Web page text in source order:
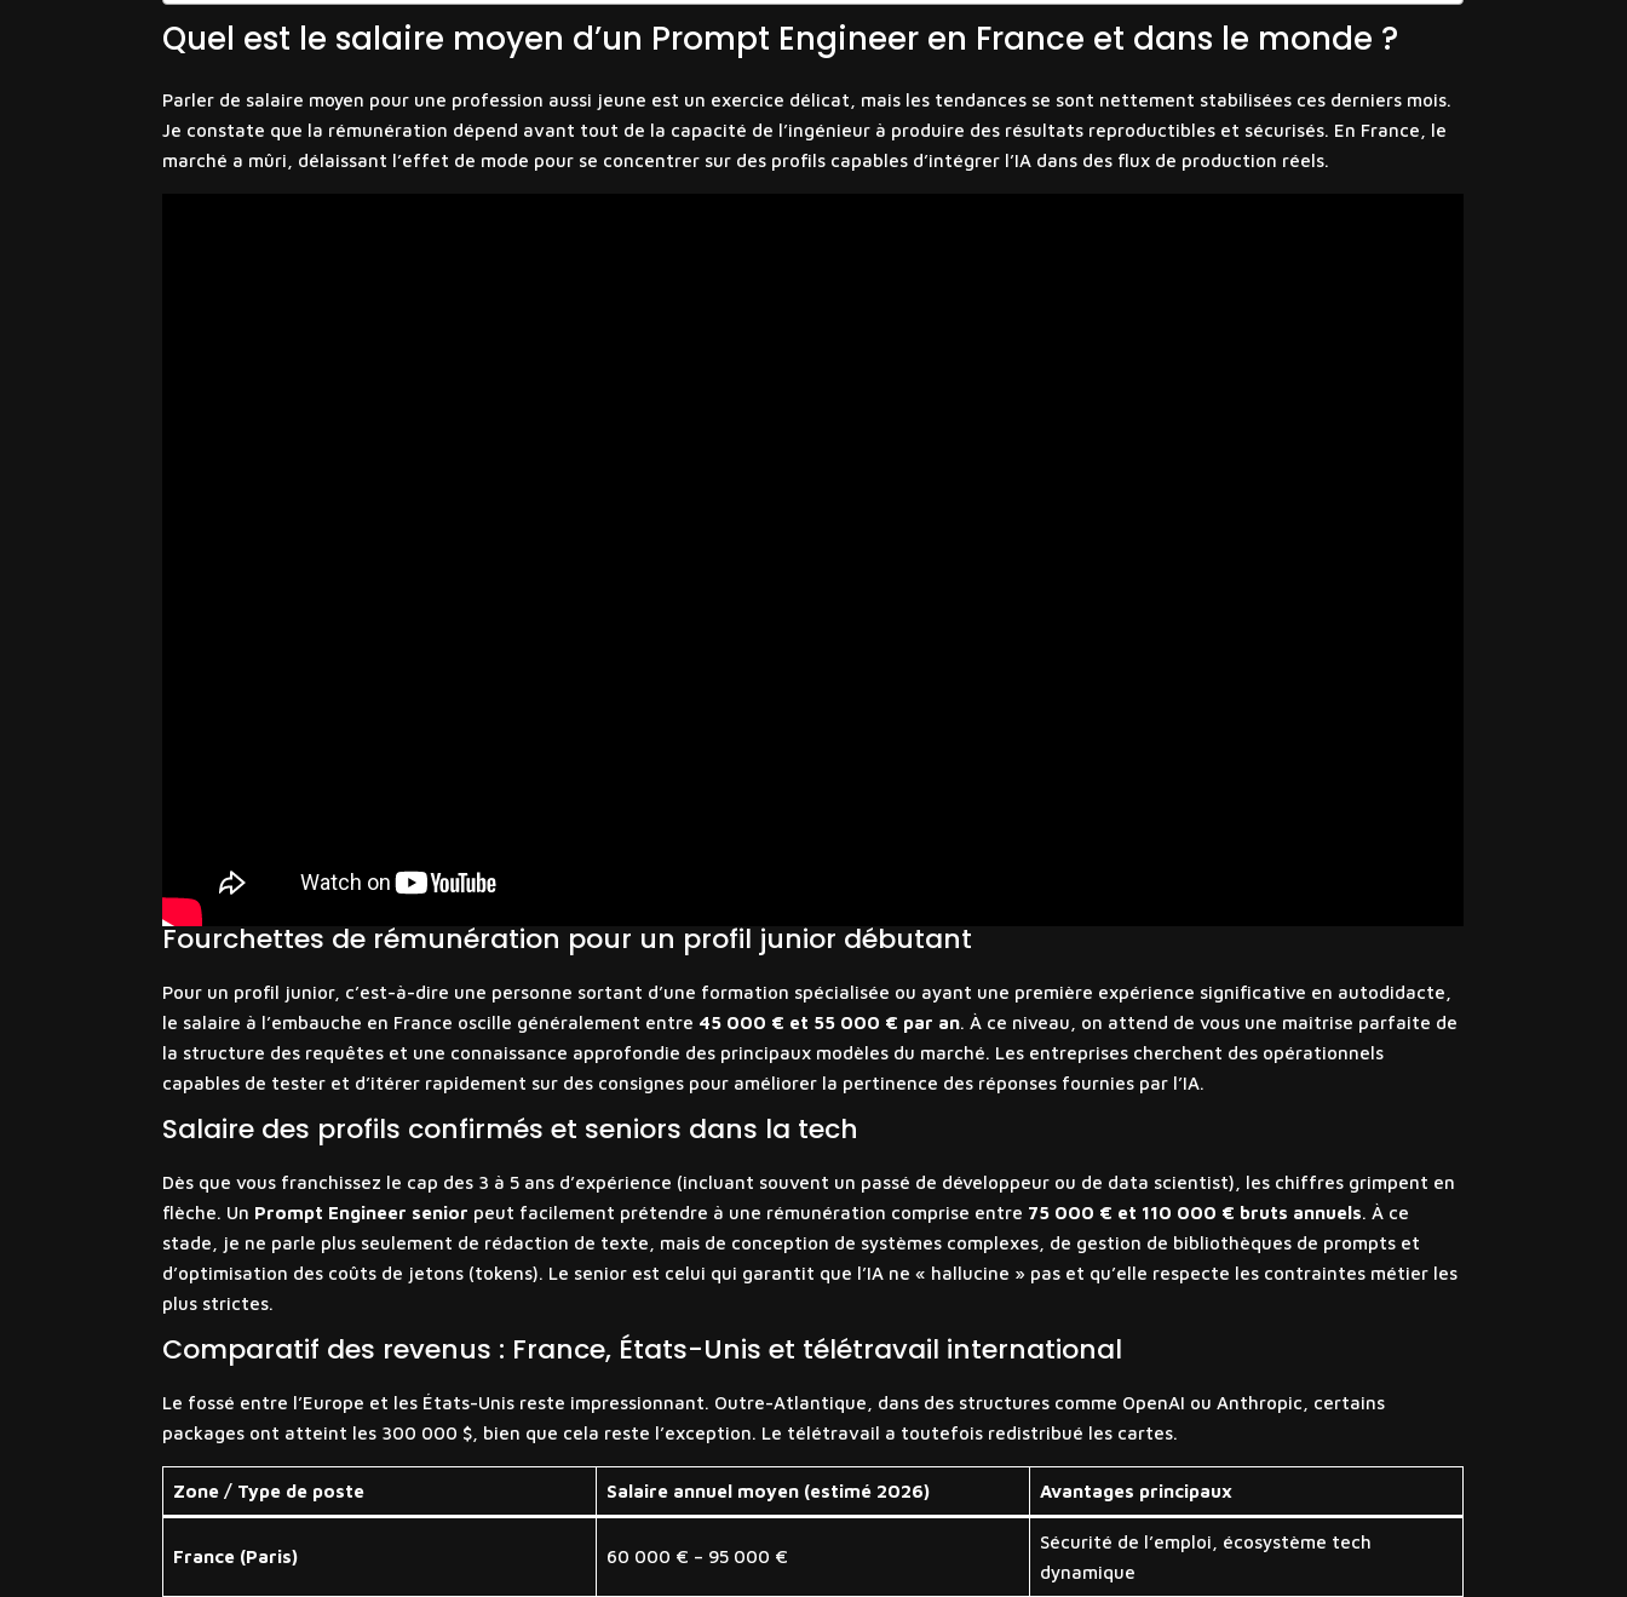
Quel est le salaire moyen d’un Prompt Engineer en France et dans le monde ?
Parler de salaire moyen pour une profession aussi jeune est un exercice délicat, mais les tendances se sont nettement stabilisées ces derniers mois.
Je constate que la rémunération dépend avant tout de la capacité de l’ingénieur à produire des résultats reproductibles et sécurisés. En France, le
marché a mûri, délaissant l’effet de mode pour se concentrer sur des profils capables d’intégrer l’IA dans des flux de production réels.
Fourchettes de rémunération pour un profil junior débutant
Pour un profil junior, c’est-à-dire une personne sortant d’une formation spécialisée ou ayant une première expérience significative en autodidacte,
le salaire à l’embauche en France oscille généralement entre 45 000 € et 55 000 € par an. À ce niveau, on attend de vous une maîtrise parfaite de
la structure des requêtes et une connaissance approfondie des principaux modèles du marché. Les entreprises cherchent des opérationnels
capables de tester et d’itérer rapidement sur des consignes pour améliorer la pertinence des réponses fournies par l’IA.
Salaire des profils confirmés et seniors dans la tech
Dès que vous franchissez le cap des 3 à 5 ans d’expérience (incluant souvent un passé de développeur ou de data scientist), les chiffres grimpent en
flèche. Un Prompt Engineer senior peut facilement prétendre à une rémunération comprise entre 75 000 € et 110 000 € bruts annuels. À ce
stade, je ne parle plus seulement de rédaction de texte, mais de conception de systèmes complexes, de gestion de bibliothèques de prompts et
d’optimisation des coûts de jetons (tokens). Le senior est celui qui garantit que l’IA ne « hallucine » pas et qu’elle respecte les contraintes métier les
plus strictes.
Comparatif des revenus : France, États-Unis et télétravail international
Le fossé entre l’Europe et les États-Unis reste impressionnant. Outre-Atlantique, dans des structures comme OpenAI ou Anthropic, certains
packages ont atteint les 300 000 $, bien que cela reste l’exception. Le télétravail a toutefois redistribué les cartes.
Zone / Type de poste Salaire annuel moyen (estimé 2026) Avantages principaux
France (Paris) 60 000 € – 95 000 €
Sécurité de l’emploi, écosystème tech
dynamique